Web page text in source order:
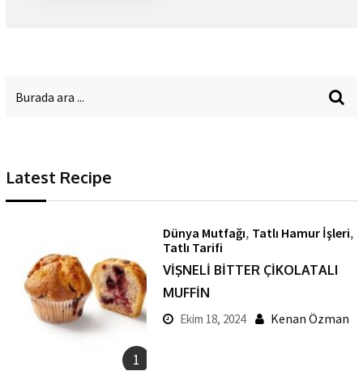
Latest Recipe
1
Dünya Mutfağı, Tatlı Hamur İşleri,
Tatlı Tarifi
VİŞNELİ BİTTER ÇİKOLATALI
MUFFİN
Ekim 18, 2024 Kenan Özman